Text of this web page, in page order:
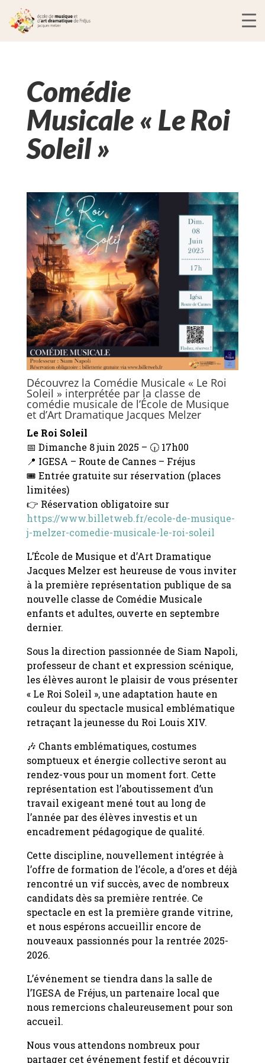
Comédie
Musicale « Le Roi
Soleil »
Découvrez la Comédie Musicale « Le Roi
Soleil » interprétée par la classe de
comédie musicale de l’École de Musique
et d’Art Dramatique Jacques Melzer
Le Roi Soleil
📅 Dimanche 8 juin 2025 – 🕡 17h00
📍 IGESA – Route de Cannes – Fréjus
🎟️ Entrée gratuite sur réservation (places
limitées)
👉 Réservation obligatoire sur
https://www.billetweb.fr/ecole-de-musique-
j-melzer-comedie-musicale-le-roi-soleil
L’École de Musique et d’Art Dramatique
Jacques Melzer est heureuse de vous inviter
à la première représentation publique de sa
nouvelle classe de Comédie Musicale
enfants et adultes, ouverte en septembre
dernier.
Sous la direction passionnée de Siam Napoli,
professeur de chant et expression scénique,
les élèves auront le plaisir de vous présenter
« Le Roi Soleil », une adaptation haute en
couleur du spectacle musical emblématique
retraçant la jeunesse du Roi Louis XIV.
🎶 Chants emblématiques, costumes
somptueux et énergie collective seront au
rendez-vous pour un moment fort. Cette
représentation est l’aboutissement d’un
travail exigeant mené tout au long de
l’année par des élèves investis et un
encadrement pédagogique de qualité.
Cette discipline, nouvellement intégrée à
l’offre de formation de l’école, a d’ores et déjà
rencontré un vif succès, avec de nombreux
candidats dès sa première rentrée. Ce
spectacle en est la première grande vitrine,
et nous espérons accueillir encore de
nouveaux passionnés pour la rentrée 2025-
2026.
L’événement se tiendra dans la salle de
l’IGESA de Fréjus, un partenaire local que
nous remercions chaleureusement pour son
accueil.
Nous vous attendons nombreux pour
partager cet événement festif et découvrir